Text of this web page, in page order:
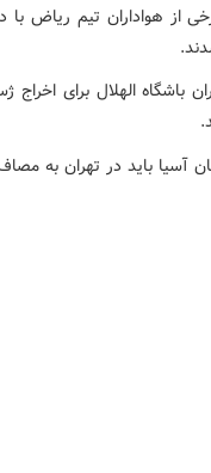
از هواداران تیم ریاض
باشگاه الهلال برای